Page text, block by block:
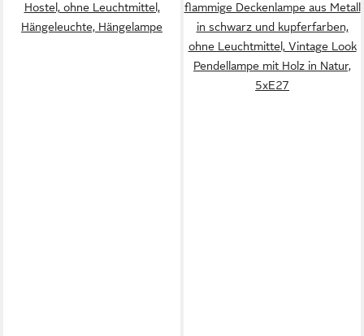
Hostel, ohne Leuchtmittel,
Hängeleuchte, Hängelampe
flammige Deckenlampe aus Metall
in schwarz und kupferfarben,
ohne Leuchtmittel, Vintage Look
Pendellampe mit Holz in Natur,
5xE27